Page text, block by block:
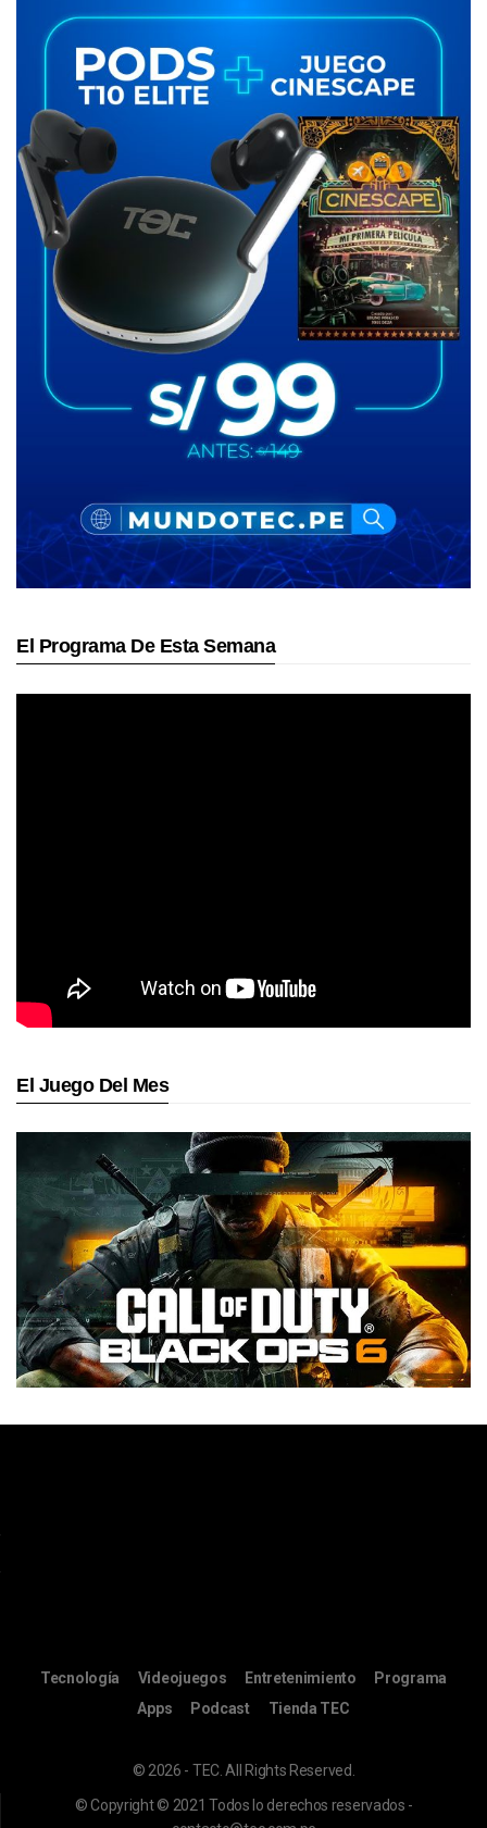
El Programa De Esta Semana
El Juego Del Mes
Tecnología Videojuegos Entretenimiento
Programa
Apps
Podcast Tienda TEC
© 2026 - TEC. All Rights Reserved.
© Copyright © 2021 Todos lo derechos reservados -